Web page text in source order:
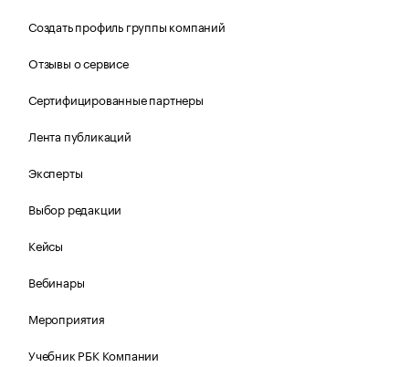
Создать профиль группы компаний
Отзывы о сервисе
Сертифицированные партнеры
Лента публикаций
Эксперты
Выбор редакции
Кейсы
Вебинары
Мероприятия
Учебник РБК Компании